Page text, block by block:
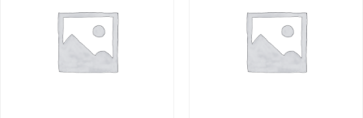
Membrane